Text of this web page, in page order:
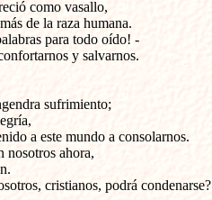
como vasallo,
de la raza humana.
para todo oído! -
y salvarnos.
sufrimiento;
a este mundo a consolarnos.
nosotros ahora,
cristianos, podrá condenarse?